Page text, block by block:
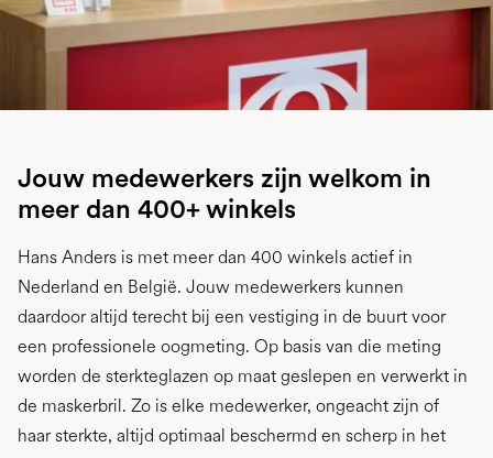
Jouw medewerkers zijn welkom in
meer dan 400+ winkels
Hans Anders is met meer dan 400 winkels actief in
Nederland en België. Jouw medewerkers kunnen
daardoor altijd terecht bij een vestiging in de buurt voor
een professionele oogmeting. Op basis van die meting
worden de sterkteglazen op maat geslepen en verwerkt in
de maskerbril. Zo is elke medewerker, ongeacht zijn of
haar sterkte, altijd optimaal beschermd en scherp in het